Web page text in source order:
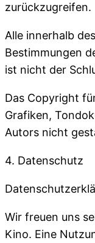
zurückzugreifen.
Alle innerhalb
Bestimmungen
ist nicht der
Das Copyright
Grafiken,
Autors nicht
4. Datenschutz
Wir freuen uns
Kino. Eine